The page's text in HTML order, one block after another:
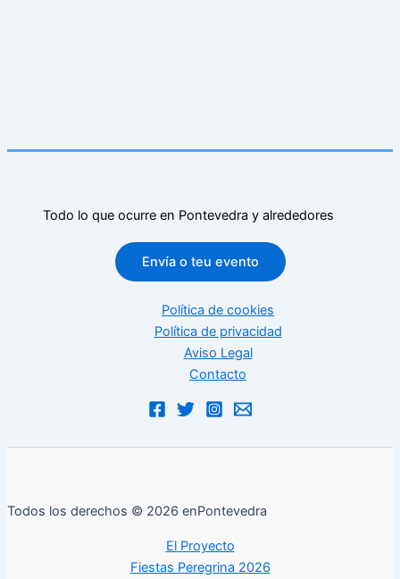
Todo lo que ocurre en Pontevedra y alrededores
Envía o teu evento
Política de cookies
Política de privacidad
Aviso Legal
Contacto
Todos los derechos © 2026 enPontevedra
El Proyecto
Fiestas Peregrina 2026